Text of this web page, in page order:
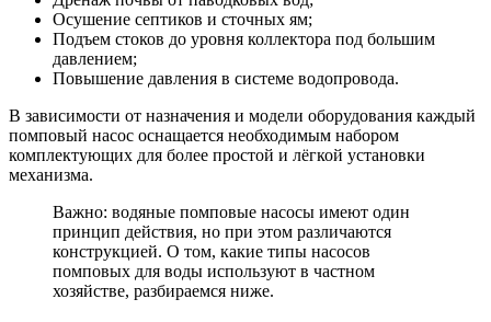
Осушение септиков и сточных ям;
Подъем стоков до уровня коллектора под большим
давлением;
Повышение давления в системе водопровода.
В зависимости от назначения и модели оборудования каждый
помповый насос оснащается необходимым набором
комплектующих для более простой и лёгкой установки
механизма.
Важно: водяные помповые насосы имеют один
принцип действия, но при этом различаются
конструкцией. О том, какие типы насосов
помповых для воды используют в частном
хозяйстве, разбираемся ниже.